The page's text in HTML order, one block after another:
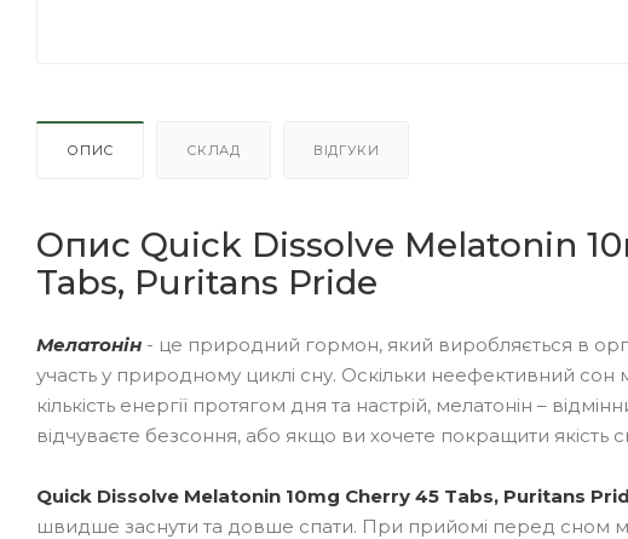
ОПИС СКЛАД ВІДГУКИ
Опис Quick Dissolve Melatonin
Tabs, Puritans Pride
Мелатонін - це природний гормон, який виробляється в
участь у природному циклі сну. Оскільки неефективний
кількість енергії протягом дня та настрій, мелатонін –
відчуваєте безсоння, або якщо ви хочете покращити якість
Quick Dissolve Melatonin 10mg Cherry 45 Tabs, Puritans
швидше заснути та довше спати. При прийомі перед сном